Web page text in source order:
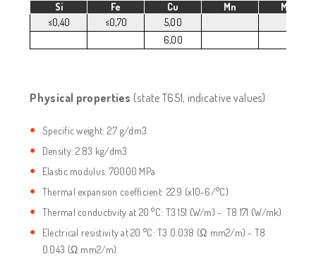
Si Fe Cu Mn
Mg
≤0,40
≤0,70
5,00
6,00
Physical properties (state T651, indicative values)
Specific weight: 2.7 g/dm3
Density: 2.83 kg/dm3
Elastic modulus: 70000 MPa
Thermal expansion coefficient: 22.9 (x10-6/°C)
Thermal conductivity at 20 °C: T3 151 (W/m) - T8 171 (W/mk)
Electrical resistivity at 20 °C: T3 0.038 (Ω mm2/m) - T8
0.043 (Ω mm2/m)